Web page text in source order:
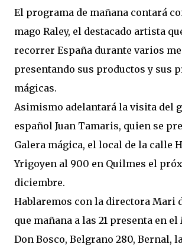
El programa de mañana contará
mago Raley, el destacado artista
recorrer España durante varios
presentando sus productos y sus
mágicas.
Asimismo adelantará la visita del
español Juan Tamaris, quien se
Galera mágica, el local de la calle
Yrigoyen al 900 en Quilmes el
diciembre.
Hablaremos con la directora Mari
que mañana a las 21 presenta en
Don Bosco, Belgrano 280, Bernal,